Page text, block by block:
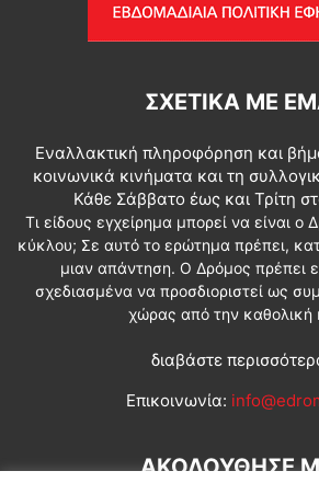
ΣΧΕΤΙΚΆ ΜΕ
Εναλλακτική πληροφόρηση και
κοινωνικά κινήματα και τη
Κάθε Σάββατο έως και Τρίτη
Τι είδους εγχείρημα μπορεί να είναι ο
κύκλου; Σε αυτό το ερώτημα πρέπει,
μιαν απάντηση. Ο Δρόμος πρέπει
σχεδιασμένα να προσδιοριστεί ως
χώρας από την καθολική
διαβάστε
Επικοινωνία:
ΑΚΟΛΟΥΘΗΣΕ